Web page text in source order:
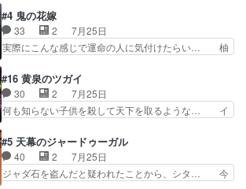
タ教育のせいで瑞佳がヒモカス… 伊万里ちゃんの
人前での苦手意識を抱えなが… 第４話をｄアニメ
ストアで視聴しました。視…
なはプリキュア仲間には自分が未来から… の活
躍、敵を圧倒ってのはおおよその流れだ… キュア
エクレール初変身＆初戦闘。プリキュ… キュアエ
クレールは強いが力を制御できない… キュアエク
ッコロで始まってちょっ… バカおもろいやん
www実質まどマギやんけ… しかも実質的にエク
レールが倒したビルであ…
#4 鬼の花嫁
33 2
7月25日
実際にこんな感じで運命の人に気付けたらい… 柚
の花嫁は一見すると甘い夢、理想の天国… 玲夜さ
んのご両親の登場ですこの世に数多い… 玲夜のお
父さんが石田彰だったことに驚きを… 主人公自分
の立場わかって無さすぎやしまた… ヨミツガと
子にも優しいし可愛いしこの… ユキノさんから玲
夜の父親の話で、そのイメ… あやかしの頂点に立
つ鬼龍院家の現当主が息…
#16 黄泉のツガイ
30 2
7月25日
何も知らない子供を殺して天下を取るような… イ
いバトル回の最後に、予想外の引きシン… これっ
て作者が描きたいのは"ユルの物語"… デラさんの
秘密がちょっとわかった回、正直… 左さんと刀持
ちさんが対決♪あとどこぞのじ… 何処も彼処も言
#5 天幕のジャードゥーガル
40 2
7月25日
ジャダ石を盗んだと疑われたことから、シタ… 今